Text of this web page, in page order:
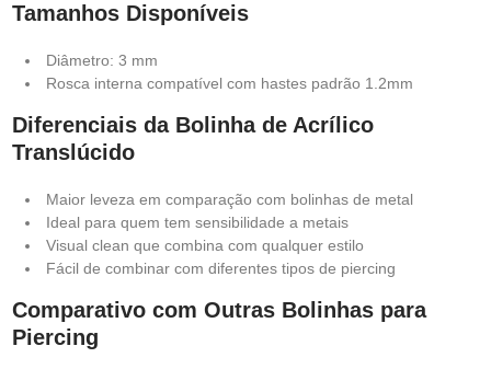
Tamanhos Disponíveis
Diâmetro: 3 mm
Rosca interna compatível com hastes padrão 1.2mm
Diferenciais da Bolinha de Acrílico
Translúcido
Maior leveza em comparação com bolinhas de metal
Ideal para quem tem sensibilidade a metais
Visual clean que combina com qualquer estilo
Fácil de combinar com diferentes tipos de piercing
Comparativo com Outras Bolinhas para
Piercing